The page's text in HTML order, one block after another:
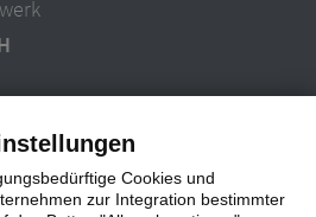
Cookies und
zur Integration bestimmter